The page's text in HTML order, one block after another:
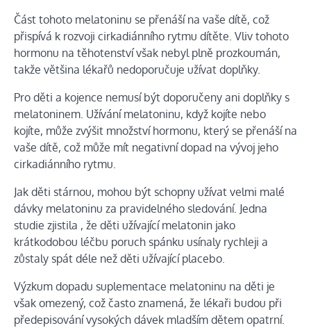
Část tohoto melatoninu se přenáší na vaše dítě, což
přispívá k rozvoji cirkadiánního rytmu dítěte. Vliv tohoto
hormonu na těhotenství však nebyl plně prozkoumán,
takže většina lékařů nedoporučuje užívat doplňky.
Pro děti a kojence nemusí být doporučeny ani doplňky s
melatoninem. Užívání melatoninu, když kojíte nebo
kojíte, může zvýšit množství hormonu, který se přenáší na
vaše dítě, což může mít negativní dopad na vývoj jeho
cirkadiánního rytmu.
Jak děti stárnou, mohou být schopny užívat velmi malé
dávky melatoninu za pravidelného sledování. Jedna
studie zjistila , že děti užívající melatonin jako
krátkodobou léčbu poruch spánku usínaly rychleji a
zůstaly spát déle než děti užívající placebo.
Výzkum dopadu suplementace melatoninu na děti je
však omezený, což často znamená, že lékaři budou při
předepisování vysokých dávek mladším dětem opatrní.